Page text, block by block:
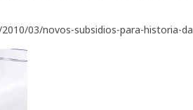
03/novos-subsidios-para-historia-